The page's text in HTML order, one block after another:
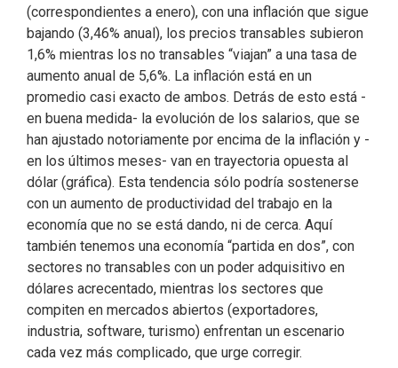
(correspondientes a enero), con una inflación que sigue
bajando (3,46% anual), los precios transables subieron
1,6% mientras los no transables “viajan” a una tasa de
aumento anual de 5,6%. La inflación está en un
promedio casi exacto de ambos. Detrás de esto está -
en buena medida- la evolución de los salarios, que se
han ajustado notoriamente por encima de la inflación y -
en los últimos meses- van en trayectoria opuesta al
dólar (gráfica). Esta tendencia sólo podría sostenerse
con un aumento de productividad del trabajo en la
economía que no se está dando, ni de cerca. Aquí
también tenemos una economía “partida en dos”, con
sectores no transables con un poder adquisitivo en
dólares acrecentado, mientras los sectores que
compiten en mercados abiertos (exportadores,
industria, software, turismo) enfrentan un escenario
cada vez más complicado, que urge corregir.